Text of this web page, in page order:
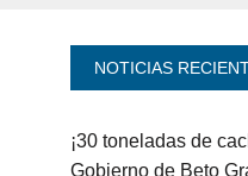
NOTICIAS
¡30 toneladas de
Gobierno de Beto